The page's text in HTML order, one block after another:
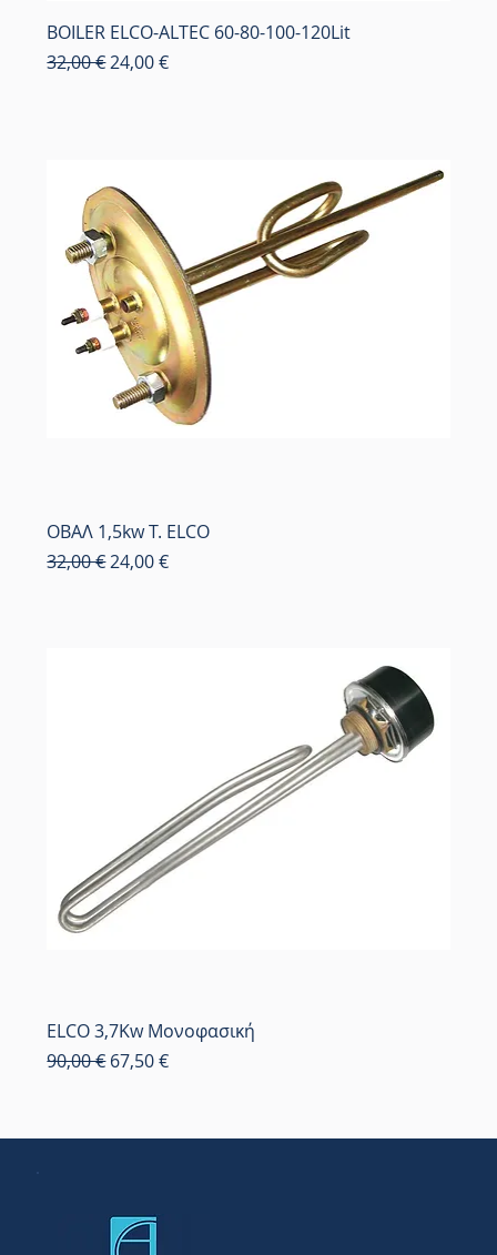
BOILER ELCO-ALTEC 60-80-100-120Lit
Κανονική τιμή
32,00 € Τιμή Έκπτωσης
24,00 €
ΟΒΑΛ 1,5kw Τ. ELCO
Κανονική τιμή
32,00 € Τιμή Έκπτωσης
24,00 €
ELCO 3,7Kw Μονοφασική
Κανονική τιμή
90,00 € Τιμή Έκπτωσης
67,50 €